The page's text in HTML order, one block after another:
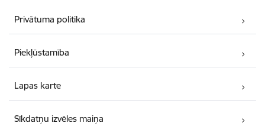
Privātuma politika
Piekļūstamība
Lapas karte
Sīkdatņu izvēles maiņa